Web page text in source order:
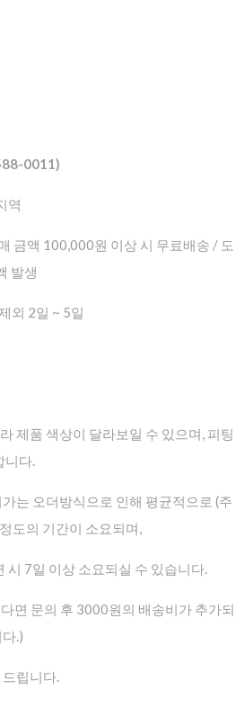
0011)
역
금액 100,000원 이상 시 무료배송 / 도
발생
외 2일 ~ 5일
제품 색상이 달라보일 수 있으며, 피팅
니다.
는 오더방식으로 인해 평균적으로 (주
도의 기간이 소요되며,
시 7일 이상 소요되실 수 있습니다.
면 문의 후 3000원의 배송비가 추가되
.)
립니다.